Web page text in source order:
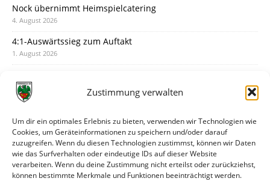
Zustimmung verwalten
Um dir ein optimales Erlebnis zu bieten, verwenden wir Technologien wie
Cookies, um Geräteinformationen zu speichern und/oder darauf
zuzugreifen. Wenn du diesen Technologien zustimmst, können wir Daten
wie das Surfverhalten oder eindeutige IDs auf dieser Website
verarbeiten. Wenn du deine Zustimmung nicht erteilst oder zurückziehst,
können bestimmte Merkmale und Funktionen beeinträchtigt werden.
Nock übernimmt Heimspielcatering
4. August 2026
4:1-Auswärtssieg zum Auftakt
1. August 2026
31. Juli 2026
30. Juli 2026
Deine Spielminute: 89+1
28. Juli 2026
Neuer Rückensponsor